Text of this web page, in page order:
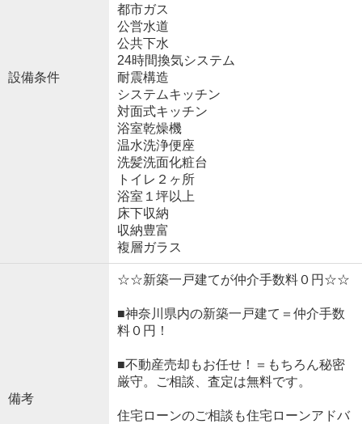
設備条件
都市ガス
公営水道
公共下水
24時間換気システム
耐震構造
システムキッチン
対面式キッチン
浴室乾燥機
温水洗浄便座
洗髪洗面化粧台
トイレ２ヶ所
浴室１坪以上
床下収納
収納豊富
複層ガラス
備考
☆☆新築一戸建てが仲介手数料０円☆☆
■神奈川県内の新築一戸建て＝仲介手数
料０円！
■不動産売却もお任せ！＝もちろん秘密
厳守。ご相談、査定は無料です。
住宅ローンのご相談も住宅ローンアドバ